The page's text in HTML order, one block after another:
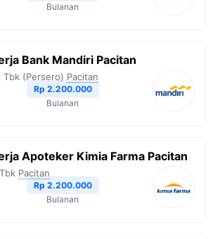
Bulanan
Bank Mandiri Pacitan
Tbk (Persero) Pacitan
Rp 2.200.000
Bulanan
Apoteker Kimia Farma Pacitan
Pacitan
Rp 2.200.000
Bulanan